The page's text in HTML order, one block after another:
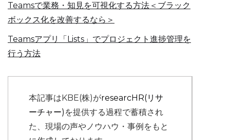
Teamsで業務・知見を可視化する方法＜ブラック
ボックス化を改善するなら＞
Teamsアプリ「Lists」でプロジェクト進捗管理を
行う方法
本記事はKBE(株)がresearcHR(リサ
ーチャー) を提供する過程で蓄積され
た、現場の声やノウハウ・事例をもと